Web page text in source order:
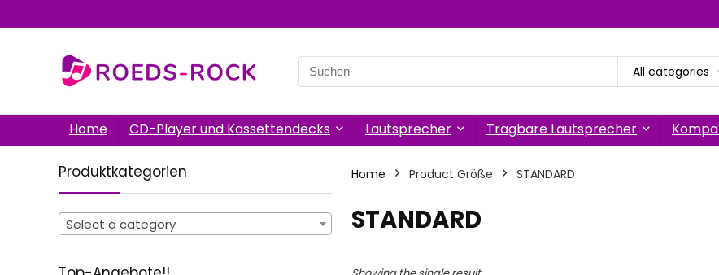
Search
for:
All categories
Home CD-Player und Kassettendecks Lautsprecher Tragbare Lautsprecher
Produktkategorien
Select a category
Home Product Größe ‎STANDARD
‎STANDARD